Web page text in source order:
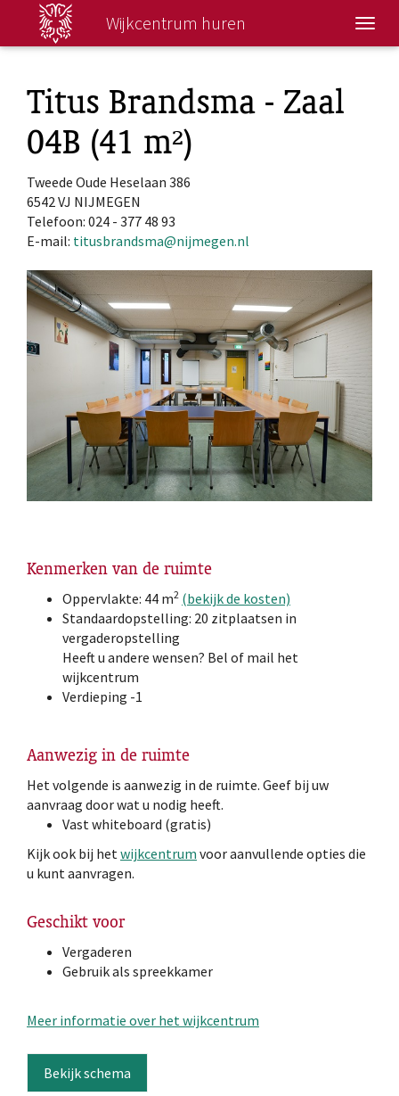
Wissel
Wijkcentrum huren
Titus Brandsma - Zaal
04B (41 m²)
Tweede Oude Heselaan 386
6542 VJ NIJMEGEN
Telefoon: 024 - 377 48 93
E-mail: titusbrandsma@nijmegen.nl
Kenmerken van de ruimte
Oppervlakte: 44 m2 (bekijk de kosten)
Standaardopstelling: 20 zitplaatsen in
vergaderopstelling
Heeft u andere wensen? Bel of mail het
wijkcentrum
Verdieping -1
Aanwezig in de ruimte
Het volgende is aanwezig in de ruimte. Geef bij uw
aanvraag door wat u nodig heeft.
Vast whiteboard (gratis)
Kijk ook bij het wijkcentrum voor aanvullende opties die
u kunt aanvragen.
Geschikt voor
Vergaderen
Gebruik als spreekkamer
Meer informatie over het wijkcentrum
Bekijk schema